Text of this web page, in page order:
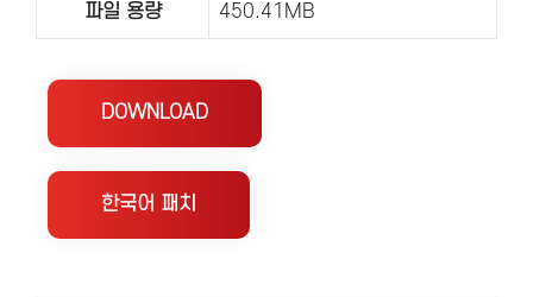
파일 용량 450.41MB
DOWNLOAD
한국어 패치